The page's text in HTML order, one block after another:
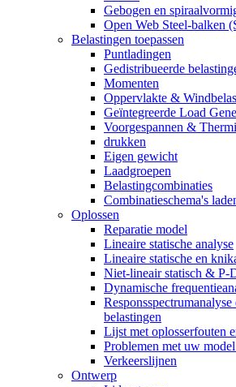
Gebogen en
Open Web Steel-balken
Belastingen toepassen
Puntladingen
Gedistribueerde
Momenten
Oppervlakte &
Geïntegreerde Load
Voorgespannen &
drukken
Eigen gewicht
Laadgroepen
Belastingcombinaties
Combinatieschema's
Oplossen
Reparatie model
Lineaire statische analyse
Lineaire statische en
Niet-lineair statisch & P-
Dynamische
Responsspectrumanalyse
belastingen
Lijst met oplosserfouten
Problemen met uw
Verkeerslijnen
Ontwerp